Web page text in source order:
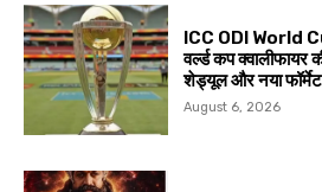
ICC ODI World
वर्ल्ड कप क्वालीफायर
शेड्यूल और नया फॉर्मेट
August 6, 2026